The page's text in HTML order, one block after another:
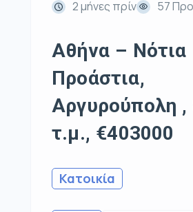
2 μήνες πρίν
57
Αθήνα – Νότια
Προάστια,
Αργυρούπολη ,
τ.μ., €403000
Κατοικία